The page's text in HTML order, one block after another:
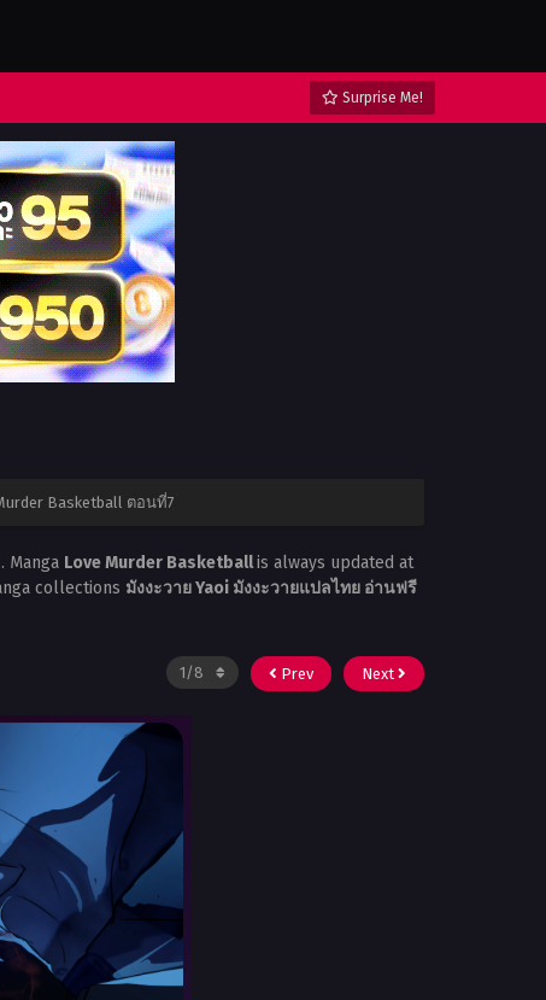
Surprise Me!
Basketball ตอนที่7
. Manga Love Murder Basketballis always updated at
collections มังงะวาย Yaoi มังงะวายแปลไทย อ่านฟรี
Prev Next